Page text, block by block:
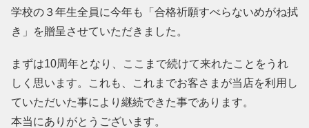
学校の３年生全員に今年も「合格祈願すべらないめがね拭
き」を贈呈させていただきました。
まずは10周年となり、ここまで続けて来れたことをうれ
しく思います。これも、これまでお客さまが当店を利用し
ていただいた事により継続できた事であります。
本当にありがとうございます。